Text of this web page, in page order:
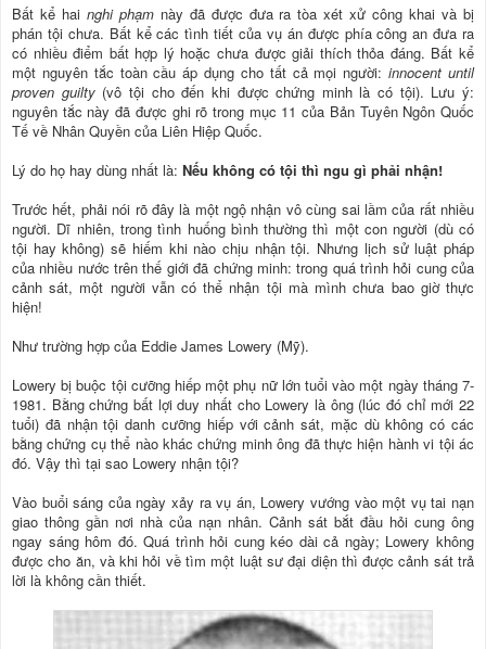
Bất kể hai nghi phạmnày đã được đưa ra tòa xét xử công khai và bị
phán tội chưa. Bất kể các tình tiết của vụ án được phía công an đưa ra
có nhiều điểm bất hợp lý hoặc chưa được giải thích thỏa đáng. Bất kể
một nguyên tắc toàn cầu áp dụng cho tất cả mọi người:innocent until
proven guilty(vô tội cho đến khi được chứng minh là có tội). Lưu ý:
nguyên tắc này đã được ghi rõ trong mục 11 của Bản Tuyên Ngôn Quốc
Tế về Nhân Quyền của Liên Hiệp Quốc.
Lý do họ hay dùng nhất là: Nếu không có tội thì ngu gì phải nhận!
Trước hết, phải nói rõ đây là một ngộ nhận vô cùng sai lầm của rất nhiều
người. Dĩ nhiên, trong tình huống bình thường thì một con người (dù có
tội hay không) sẽ hiếm khi nào chịu nhận tội. Nhưng lịch sử luật pháp
của nhiều nước trên thế giới đã chứng minh: trong quá trình hỏi cung của
cảnh sát, một người vẫn có thể nhận tội mà mình chưa bao giờ thực
hiện!
Như trường hợp của Eddie James Lowery (Mỹ).
Lowery bị buộc tội cưỡng hiếp một phụ nữ lớn tuổi vào một ngày tháng 7-
1981. Bằng chứng bất lợi duy nhất cho Lowery là ông (lúc đó chỉ mới 22
tuổi) đã nhận tội danh cưỡng hiếp với cảnh sát, mặc dù không có các
bằng chứng cụ thể nào khác chứng minh ông đã thực hiện hành vi tội ác
đó. Vậy thì tại sao Lowery nhận tội?
Vào buổi sáng của ngày xảy ra vụ án, Lowery vướng vào một vụ tai nạn
giao thông gần nơi nhà của nạn nhân. Cảnh sát bắt đầu hỏi cung ông
ngay sáng hôm đó. Quá trình hỏi cung kéo dài cả ngày; Lowery không
được cho ăn, và khi hỏi về tìm một luật sư đại diện thì được cảnh sát trả
lời là không cần thiết.